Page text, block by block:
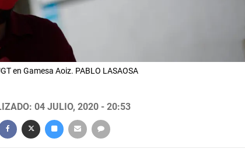
en Gamesa Aoiz. PABLO LASAOSA
04 JULIO, 2020 - 20:53